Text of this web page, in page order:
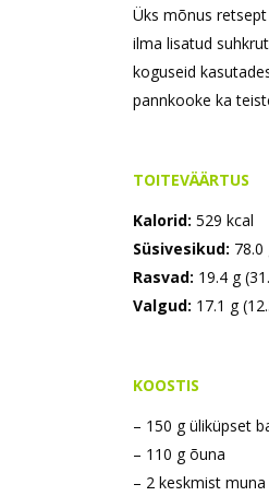
Üks mõnus
ilma lisatud
koguseid
pannkooke ka
TOITEVÄÄRTUS
Kalorid: 529 kcal
Süsivesikud: 78.0
Rasvad: 19.4 g
Valgud: 17.1 g
KOOSTIS
– 150 g üliküpset
– 110 g õuna
– 2 keskmist muna